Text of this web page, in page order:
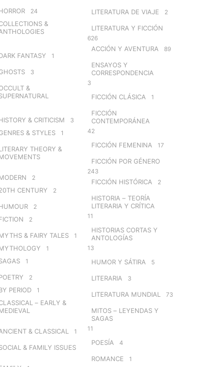
24
&
FANTASY 1
3
&
& CRITICISM 3
& STYLES 1
THEORY &
2
CENTURY 2
2
2
& FAIRY TALES 1
1
1
2
PERIOD 1
– EARLY &
& CLASSICAL 1
& FAMILY ISSUES
LITERATURA DE VIAJE 2
LITERATURA Y FICCIÓN
626
ACCIÓN Y AVENTURA 89
ENSAYOS Y
CORRESPONDENCIA
3
FICCIÓN CLÁSICA 1
FICCIÓN
CONTEMPORÁNEA
42
FICCIÓN FEMENINA 17
FICCIÓN POR GÉNERO
243
FICCIÓN HISTÓRICA 2
HISTORIA – TEORÍA
LITERARIA Y CRÍTICA
11
HISTORIAS CORTAS Y
ANTOLOGÍAS
13
HUMOR Y SÁTIRA 5
LITERARIA 3
LITERATURA MUNDIAL 73
MITOS – LEYENDAS Y
SAGAS
11
POESÍA 4
ROMANCE 1